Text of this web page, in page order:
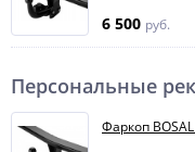
6 500 руб.
Персональные
Фаркоп